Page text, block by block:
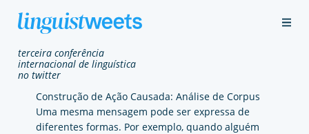
terceira conferência
internacional de linguística
no twitter
Construção de Ação Causada: Análise de Corpus
Uma mesma mensagem pode ser expressa de
diferentes formas. Por exemplo, quando alguém